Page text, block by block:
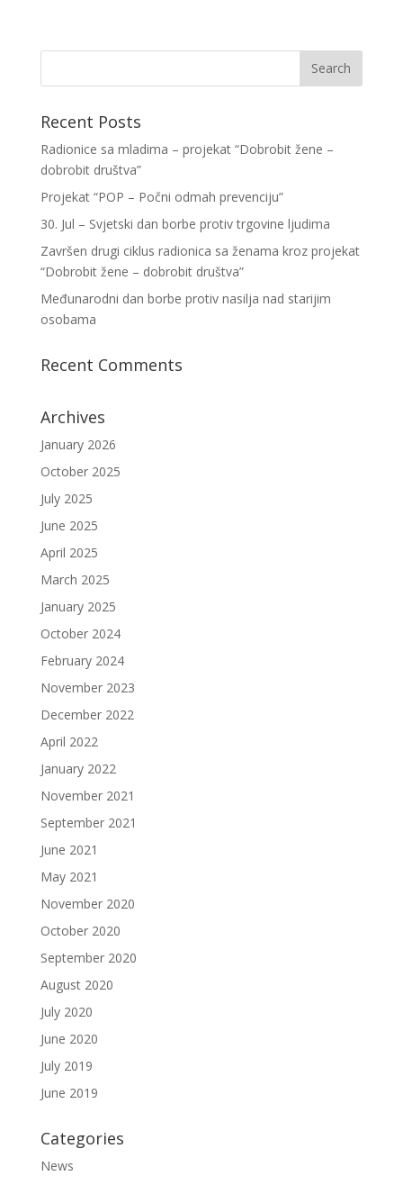
Recent Posts
Radionice sa mladima – projekat “Dobrobit žene –
dobrobit društva”
Projekat “POP – Počni odmah prevenciju”
30. Jul – Svjetski dan borbe protiv trgovine ljudima
Završen drugi ciklus radionica sa ženama kroz projekat
“Dobrobit žene – dobrobit društva”
Međunarodni dan borbe protiv nasilja nad starijim
osobama
Recent Comments
Archives
January 2026
October 2025
July 2025
June 2025
April 2025
March 2025
January 2025
October 2024
February 2024
November 2023
December 2022
April 2022
January 2022
November 2021
September 2021
June 2021
May 2021
November 2020
October 2020
September 2020
August 2020
July 2020
June 2020
July 2019
June 2019
Categories
News